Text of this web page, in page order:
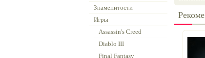
Знаменитости
Игры
Assassin's Creed
Diablo III
Final Fantasy